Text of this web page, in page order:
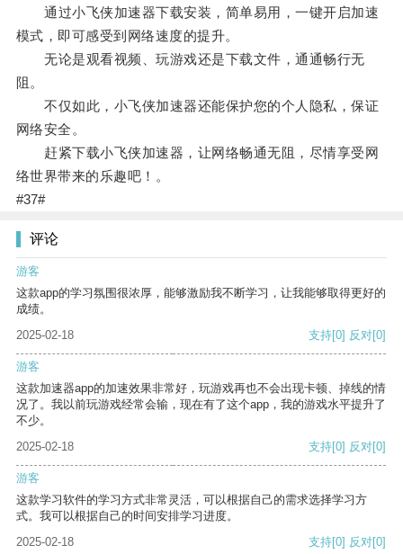
通过小飞侠加速器下载安装，简单易用，一键开启加速
模式，即可感受到网络速度的提升。
无论是观看视频、玩游戏还是下载文件，通通畅行无
阻。
不仅如此，小飞侠加速器还能保护您的个人隐私，保证
网络安全。
赶紧下载小飞侠加速器，让网络畅通无阻，尽情享受网
络世界带来的乐趣吧！。
#37#
评论
游客
这款app的学习氛围很浓厚，能够激励我不断学习，让我能够取得更好的
成绩。
2025-02-18
支持[0] 反对[0]
游客
这款加速器app的加速效果非常好，玩游戏再也不会出现卡顿、掉线的情
况了。我以前玩游戏经常会输，现在有了这个app，我的游戏水平提升了
不少。
2025-02-18
支持[0] 反对[0]
游客
这款学习软件的学习方式非常灵活，可以根据自己的需求选择学习方
式。我可以根据自己的时间安排学习进度。
2025-02-18
支持[0] 反对[0]